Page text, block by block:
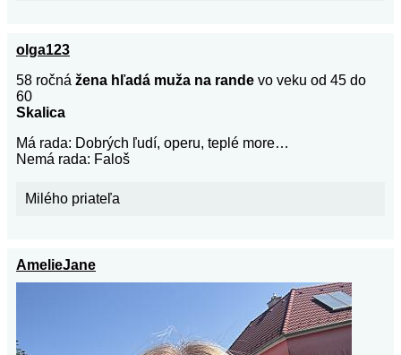
olga123
58 ročná žena hľadá muža na rande vo veku od 45 do
60
Skalica
Má rada: Dobrých ľudí, operu, teplé more…
Nemá rada: Faloš
Milého priateľa
AmelieJane